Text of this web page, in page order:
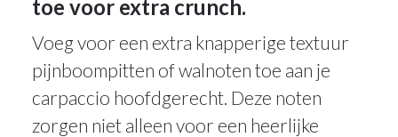
toe voor extra crunch.
Voeg voor een extra knapperige textuur
pijnboompitten of walnoten toe aan je
carpaccio hoofdgerecht. Deze noten
zorgen niet alleen voor een heerlijke